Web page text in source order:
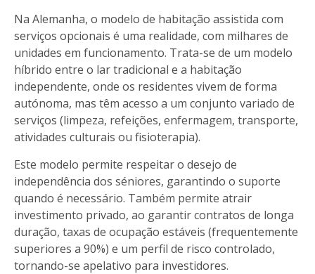
Na Alemanha, o modelo de habitação assistida com
serviços opcionais é uma realidade, com milhares de
unidades em funcionamento. Trata-se de um modelo
híbrido entre o lar tradicional e a habitação
independente, onde os residentes vivem de forma
autónoma, mas têm acesso a um conjunto variado de
serviços (limpeza, refeições, enfermagem, transporte,
atividades culturais ou fisioterapia).
Este modelo permite respeitar o desejo de
independência dos séniores, garantindo o suporte
quando é necessário. Também permite atrair
investimento privado, ao garantir contratos de longa
duração, taxas de ocupação estáveis (frequentemente
superiores a 90%) e um perfil de risco controlado,
tornando-se apelativo para investidores.